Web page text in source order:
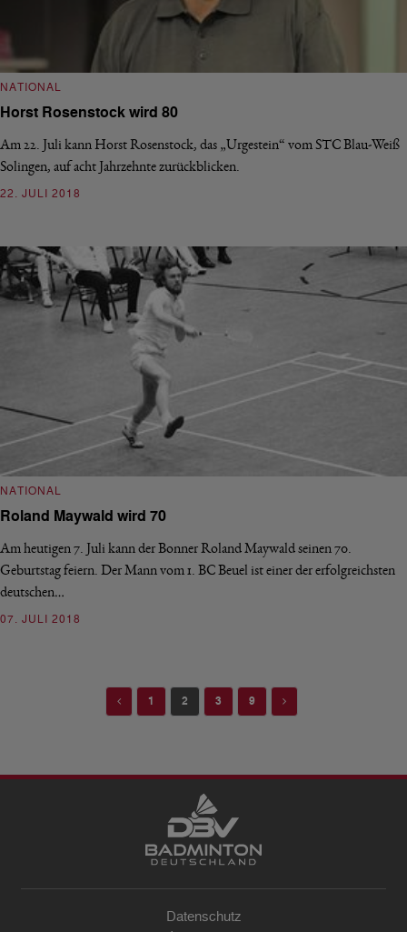
NATIONAL
Horst Rosenstock wird 80
Am 22. Juli kann Horst Rosenstock, das „Urgestein“ vom STC Blau-Weiß
Solingen, auf acht Jahrzehnte zurückblicken.
22. JULI 2018
NATIONAL
Roland Maywald wird 70
Am heutigen 7. Juli kann der Bonner Roland Maywald seinen 70.
Geburtstag feiern. Der Mann vom 1. BC Beuel ist einer der erfolgreichsten
deutschen…
07. JULI 2018
Previous
1 2 3 9 Next
Datenschutz